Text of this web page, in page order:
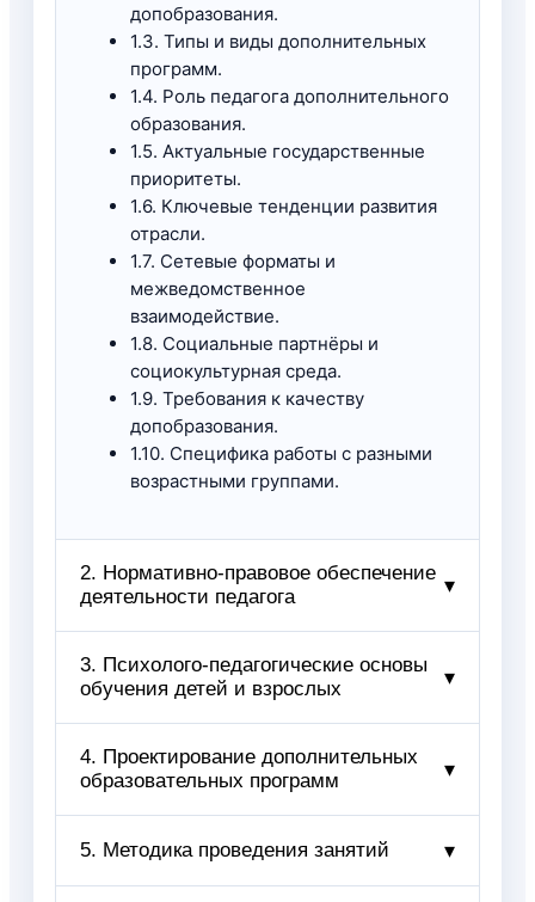
допобразования.
1.3. Типы и виды дополнительных
программ.
1.4. Роль педагога дополнительного
образования.
1.5. Актуальные государственные
приоритеты.
1.6. Ключевые тенденции развития
отрасли.
1.7. Сетевые форматы и
межведомственное
взаимодействие.
1.8. Социальные партнёры и
социокультурная среда.
1.9. Требования к качеству
допобразования.
1.10. Специфика работы с разными
возрастными группами.
2. Нормативно-правовое обеспечение
деятельности педагога
▾
2.1. Законодательные основы
образования.
2.2. Профессиональные стандарты
2.3. Нормативные требования к
организации.
2.5. Требования к электронному
3. Психолого-педагогические основы
обучения детей и взрослых
▾
3.1. Возрастные особенности
обучающихся.
3.2. Мотивация и вовлечение.
3.3. Коммуникативная культура
педагога.
3.4. Эмоциональный интеллект в
4. Проектирование дополнительных
образовательных программ
▾
4.1. Структура программы.
5. Методика проведения занятий ▾